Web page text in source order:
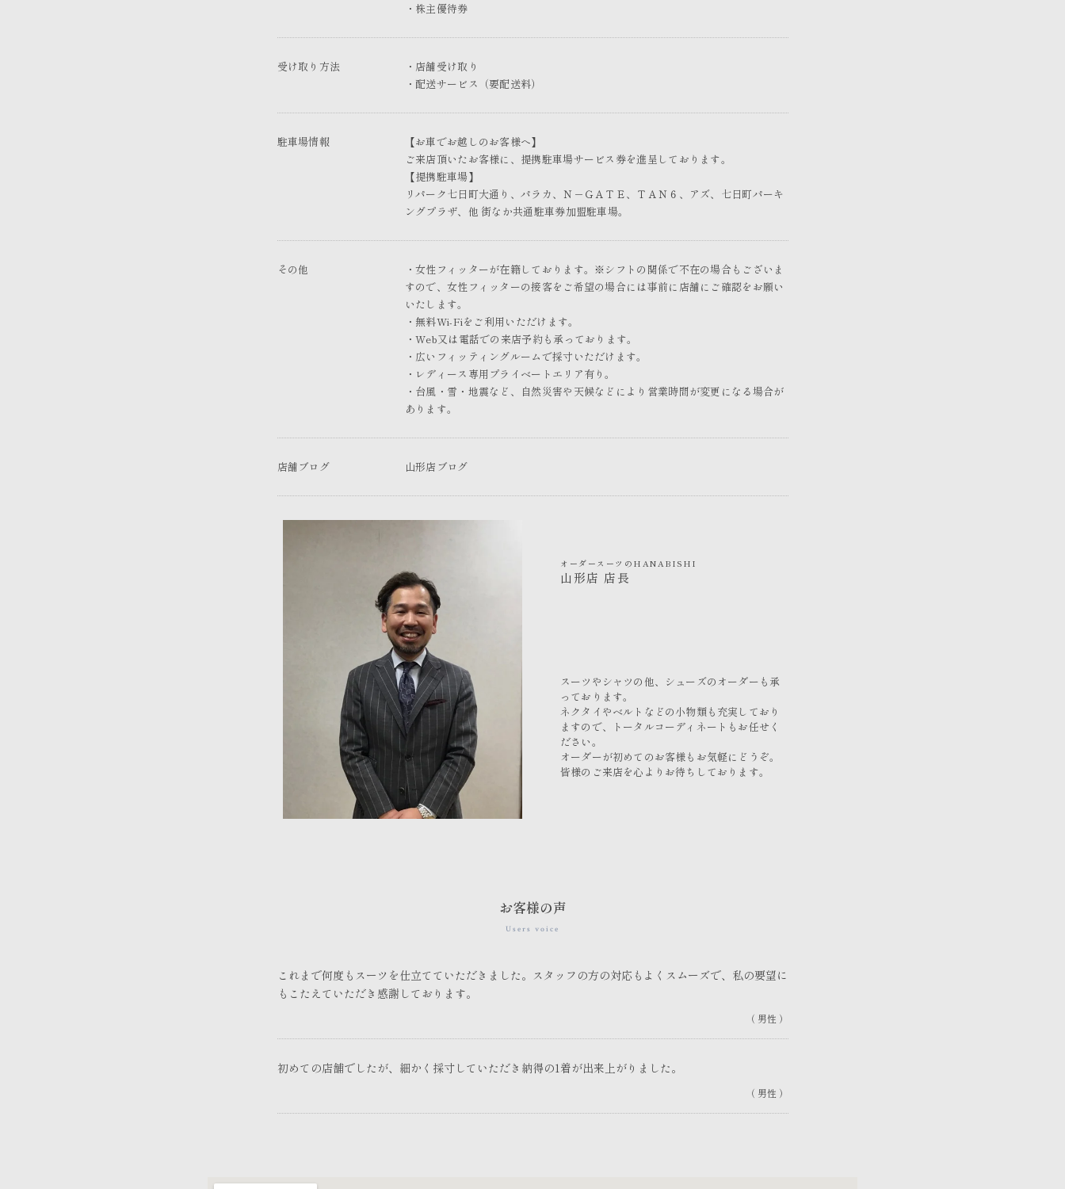
・株主優待券
受け取り方法
・店舗受け取り
・配送サービス（要配送料）
駐車場情報
【お車でお越しのお客様へ】
ご来店頂いたお客様に、提携駐車場サービス券を進呈しております。
【提携駐車場】
リパーク七日町大通り、パラカ、Ｎ－ＧＡＴＥ、ＴＡＮ６、アズ、七日町パーキ
ングプラザ、他 街なか共通駐車券加盟駐車場。
その他
・女性フィッターが在籍しております。※シフトの関係で不在の場合もございま
すので、女性フィッターの接客をご希望の場合には事前に店舗にご確認をお願い
いたします。
・無料Wi-Fiをご利用いただけます。
・Web又は電話での来店予約も承っております。
・広いフィッティングルームで採寸いただけます。
・レディース専用プライベートエリア有り。
・台風・雪・地震など、自然災害や天候などにより営業時間が変更になる場合が
あります。
店舗ブログ 山形店ブログ
オーダースーツのHANABISHI
山形店 店長
スーツやシャツの他、シューズのオーダーも承
っております。
ネクタイやベルトなどの小物類も充実しており
ますので、トータルコーディネートもお任せく
ださい。
オーダーが初めてのお客様もお気軽にどうぞ。
皆様のご来店を心よりお待ちしております。
お客様の声
Users voice
これまで何度もスーツを仕立てていただきました。スタッフの方の対応もよくスムーズで、私の要望に
もこたえていただき感謝しております。
男性
初めての店舗でしたが、細かく採寸していただき納得の1着が出来上がりました。
男性